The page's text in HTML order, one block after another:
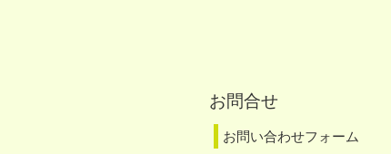
お問合せ
お問い合わせフォーム